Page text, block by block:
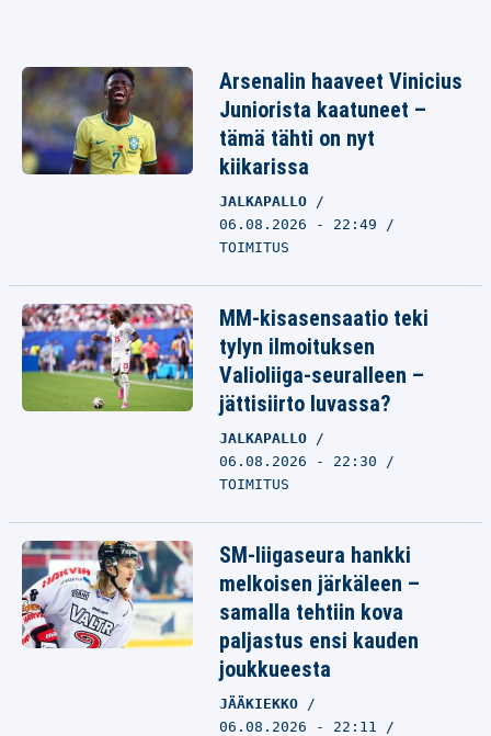
Arsenalin haaveet Vinicius
Juniorista kaatuneet –
tämä tähti on nyt
kiikarissa
JALKAPALLO
06.08.2026 - 22:49
TOIMITUS
MM-kisasensaatio teki
tylyn ilmoituksen
Valioliiga-seuralleen –
jättisiirto luvassa?
JALKAPALLO
06.08.2026 - 22:30
TOIMITUS
SM-liigaseura hankki
melkoisen järkäleen –
samalla tehtiin kova
paljastus ensi kauden
joukkueesta
JÄÄKIEKKO
06.08.2026 - 22:11